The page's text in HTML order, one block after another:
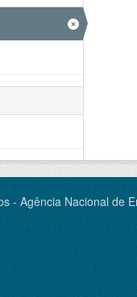
- Agência Nacional de